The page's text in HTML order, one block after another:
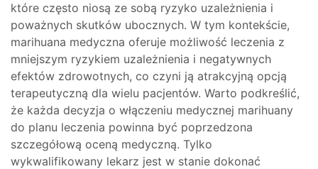
które często niosą ze sobą ryzyko uzależnienia i
poważnych skutków ubocznych. W tym kontekście,
marihuana medyczna oferuje możliwość leczenia z
mniejszym ryzykiem uzależnienia i negatywnych
efektów zdrowotnych, co czyni ją atrakcyjną opcją
terapeutyczną dla wielu pacjentów. Warto podkreślić,
że każda decyzja o włączeniu medycznej marihuany
do planu leczenia powinna być poprzedzona
szczegółową oceną medyczną. Tylko
wykwalifikowany lekarz jest w stanie dokonać